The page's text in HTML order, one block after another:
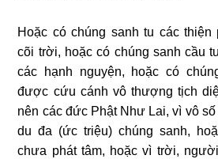
Hoặc có chúng sanh tu các
cõi trời, hoặc có chúng sanh cầu
các hạnh nguyện, hoặc có
được cứu cánh vô thượng tịch
nên các đức Phật Như Lai, vì vô
du đa (ức triệu) chúng sanh,
chưa phát tâm, hoặc vì trời,